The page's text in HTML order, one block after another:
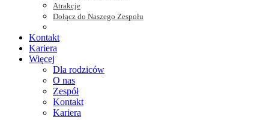
Atrakcje
Dołącz do Naszego Zespołu
Kontakt
Kariera
Więcej
Dla rodziców
O nas
Zespół
Kontakt
Kariera